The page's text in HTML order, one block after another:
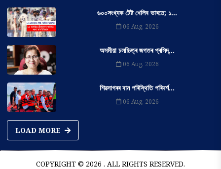
৬০০সংখ্যক টেষ্ট খেলিব ভাৰতে; ১...
06 Aug, 2026
অসমীয়া চলচ্চিত্ৰ জগতৰ প্ৰসিদ্...
06 Aug, 2026
শিৱসাগৰৰ বান পৰিস্থিতি পৰিদৰ্শ...
06 Aug, 2026
LOAD MORE
COPYRIGHT © 2026 . ALL RIGHTS RESERVED.